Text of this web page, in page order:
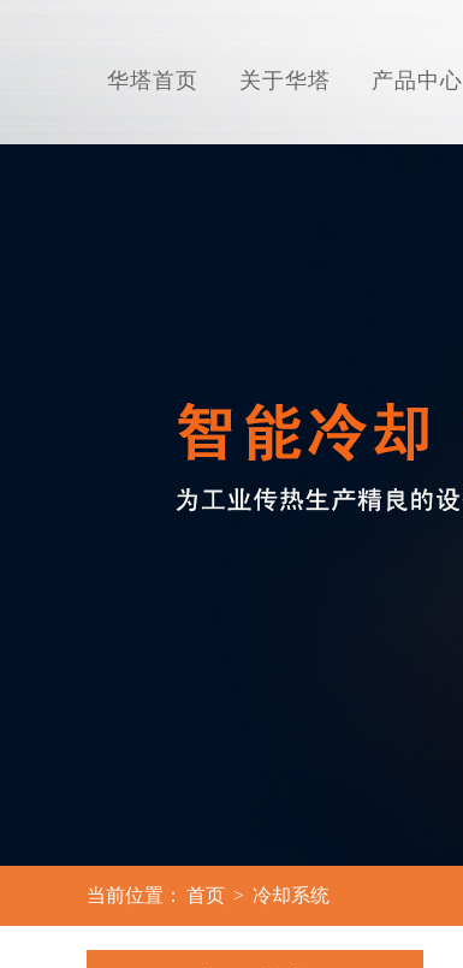
华塔首页 关于华塔 产品中心
当前位置： 首页 > 冷却系统